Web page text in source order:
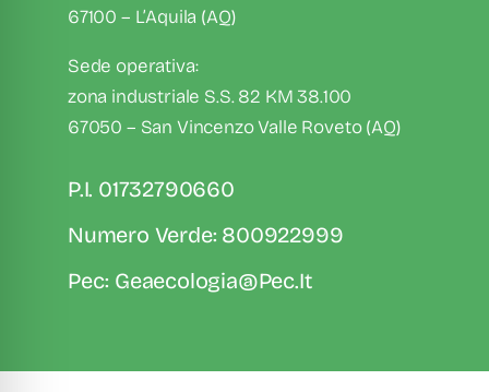
67100 – L’Aquila (AQ)
Sede operativa:
zona industriale S.S. 82 KM 38.100
67050 – San Vincenzo Valle Roveto (AQ)
P.I. 01732790660
Numero Verde: 800922999
Pec: Geaecologia@pec.it